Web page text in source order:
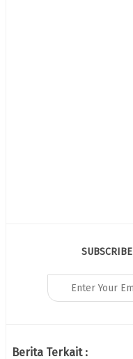
SUBSCRIBE
Berita Terkait :